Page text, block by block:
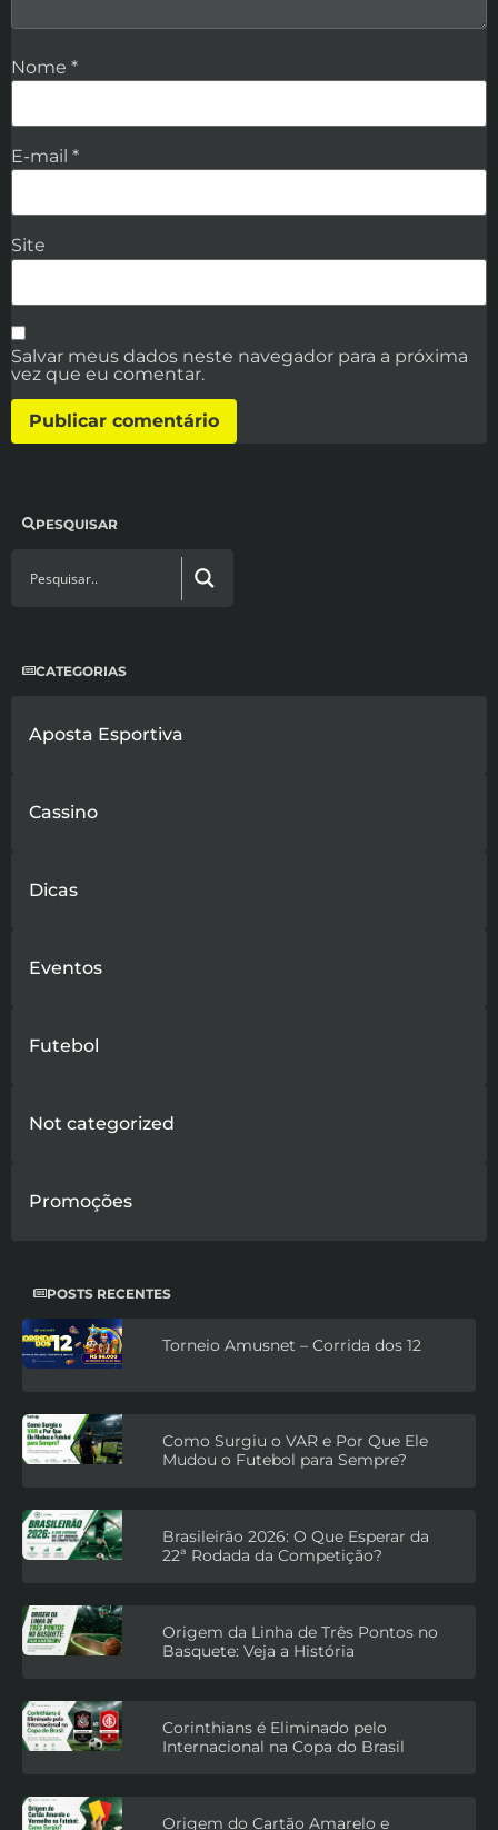
PESQUISAR
CATEGORIAS
Aposta Esportiva
Cassino
Dicas
Eventos
Futebol
Not categorized
Promoções
POSTS RECENTES
Torneio Amusnet – Corrida dos 12
Como Surgiu o VAR e Por Que Ele
Mudou o Futebol para Sempre?
Brasileirão 2026: O Que Esperar da
22ª Rodada da Competição?
Origem da Linha de Três Pontos no
Basquete: Veja a História
Corinthians é Eliminado pelo
Internacional na Copa do Brasil
Origem do Cartão Amarelo e
Nome *
E-mail *
Site
Salvar meus dados neste navegador para a próxima
vez que eu comentar.